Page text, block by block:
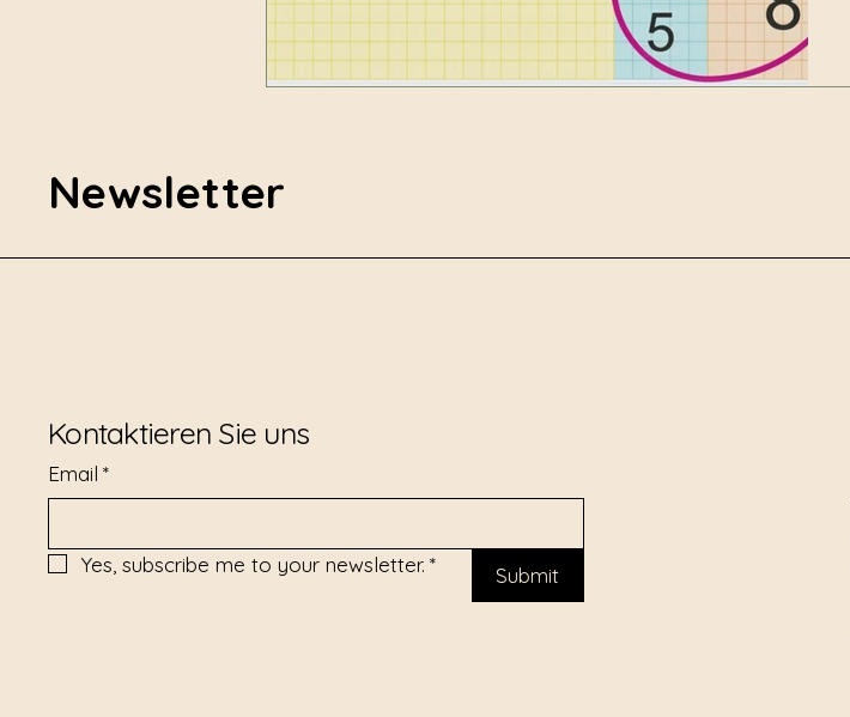
Newsletter
Kontaktieren Sie uns
Email *
Yes, subscribe me to your newsletter. * Submit